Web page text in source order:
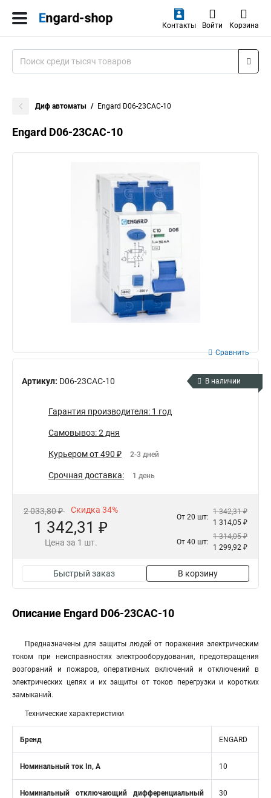
Контакты Войти Корзина
Диф автоматы Engard D06-23CAC-10
Engard D06-23CAC-10
Артикул: D06-23CAC-10
Сравнить
В наличии
Гарантия производителя: 1 год
Самовывоз: 2 дня
Курьером от 490 ₽ 2-3 дней
Срочная доставка: 1 день
2 033,80 ₽ Скидка 34%
1 342,31 ₽
Цена за 1 шт.
От 20 шт:
1 342,31 ₽
1 314,05 ₽
От 40 шт:
1 314,05 ₽
1 299,92 ₽
Быстрый заказ В корзину
Описание Engard D06-23CAC-10
Предназначены для защиты людей от поражения электрическим
током при неисправностях электрооборудования, предотвращения
возгораний и пожаров, оперативных включений и отключений в
электрических цепях и их защиты от токов перегрузки и коротких
замыканий.
Технические характеристики
Бренд ENGARD
Номинальный ток In, А 10
Номинальный отключающий дифференциальный
30